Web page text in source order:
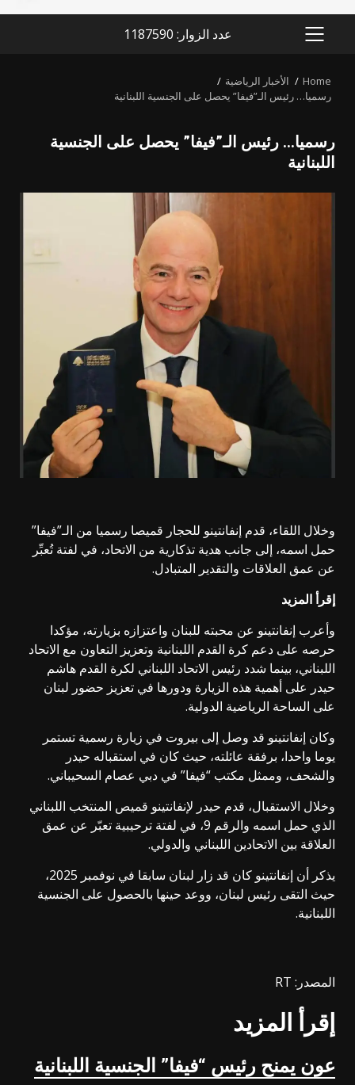
PRIMARY
عدد الزوار: 1187590
Home
الأخبار الرياضية
رسميا… رئيس الـ”فيفا” يحصل على الجنسية اللبنانية
رسميا… رئيس الـ”فيفا” يحصل على الجنسية
اللبنانية
وخلال اللقاء، قدم إنفانتينو للحجار قميصا رسميا من الـ”فيفا”
حمل اسمه، إلى جانب هدية تذكارية من الاتحاد، في لفتة تُعبِّر
عن عمق العلاقات والتقدير المتبادل.
إقرأ المزيد
وأعرب إنفانتينو عن محبته للبنان واعتزازه بزيارته، مؤكدا
حرصه على دعم كرة القدم اللبنانية وتعزيز التعاون مع الاتحاد
اللبناني، بينما شدد رئيس الاتحاد اللبناني لكرة القدم هاشم
حيدر على أهمية هذه الزيارة ودورها في تعزيز حضور لبنان
على الساحة الرياضية الدولية.
وكان إنفانتينو قد وصل إلى بيروت في زيارة رسمية تستمر
يوما واحدا، برفقة عائلته، حيث كان في استقباله حيدر
والشحف، وممثل مكتب “فيفا” في دبي عصام السحيباني.
وخلال الاستقبال، قدم حيدر لإنفانتينو قميص المنتخب اللبناني
الذي حمل اسمه والرقم 9، في لفتة ترحيبية تعبّر عن عمق
العلاقة بين الاتحادين اللبناني والدولي.
يذكر أن إنفانتينو كان قد زار لبنان سابقا في نوفمبر 2025،
حيث التقى رئيس لبنان، ووعد حينها بالحصول على الجنسية
اللبنانية.
المصدر: RT
إقرأ المزيد
عون يمنح رئيس “فيفا” الجنسية اللبنانية